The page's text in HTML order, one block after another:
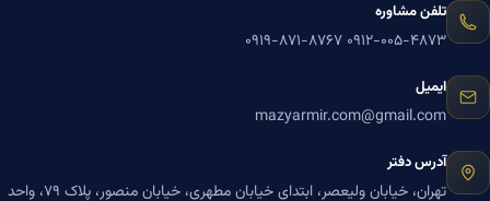
تلفن مشاوره
۰۹۱۲-۰۰۵-۴۸۷۳ ۰۹۱۹-۸۷۱-۸۷۶۷
ایمیل
mazyarmir.com@gmail.com
آدرس دفتر
تهران، خیابان ولیعصر، ابتدای خیابان مطهری، خیابان منصور، پلاک ۷۹، واحد